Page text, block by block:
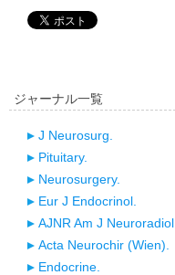
ジャーナル一覧
J Neurosurg.
Pituitary.
Neurosurgery.
Eur J Endocrinol.
AJNR Am J Neuroradiol.
Acta Neurochir (Wien).
Endocrine.